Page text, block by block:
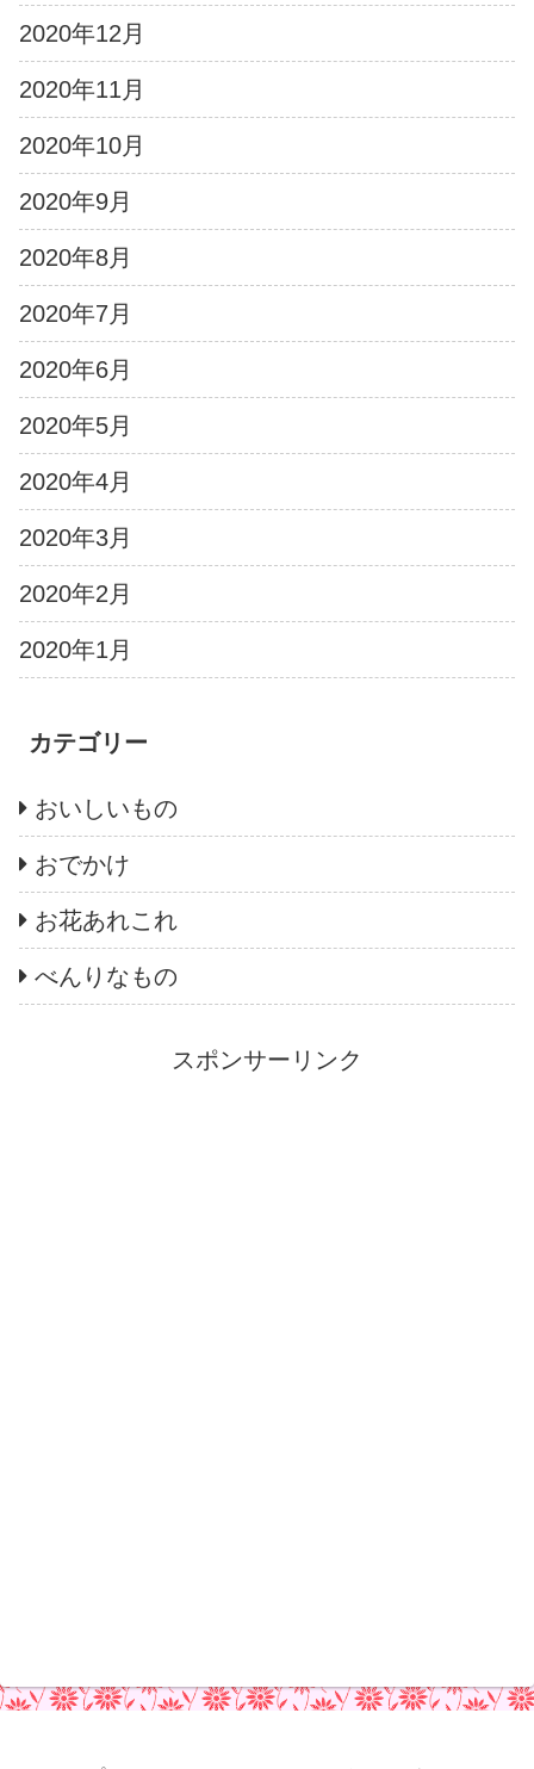
2020年12月
2020年11月
2020年10月
2020年9月
2020年8月
2020年7月
2020年6月
2020年5月
2020年4月
2020年3月
2020年2月
2020年1月
カテゴリー
おいしいもの
おでかけ
お花あれこれ
べんりなもの
スポンサーリンク